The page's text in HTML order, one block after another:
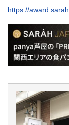
https://